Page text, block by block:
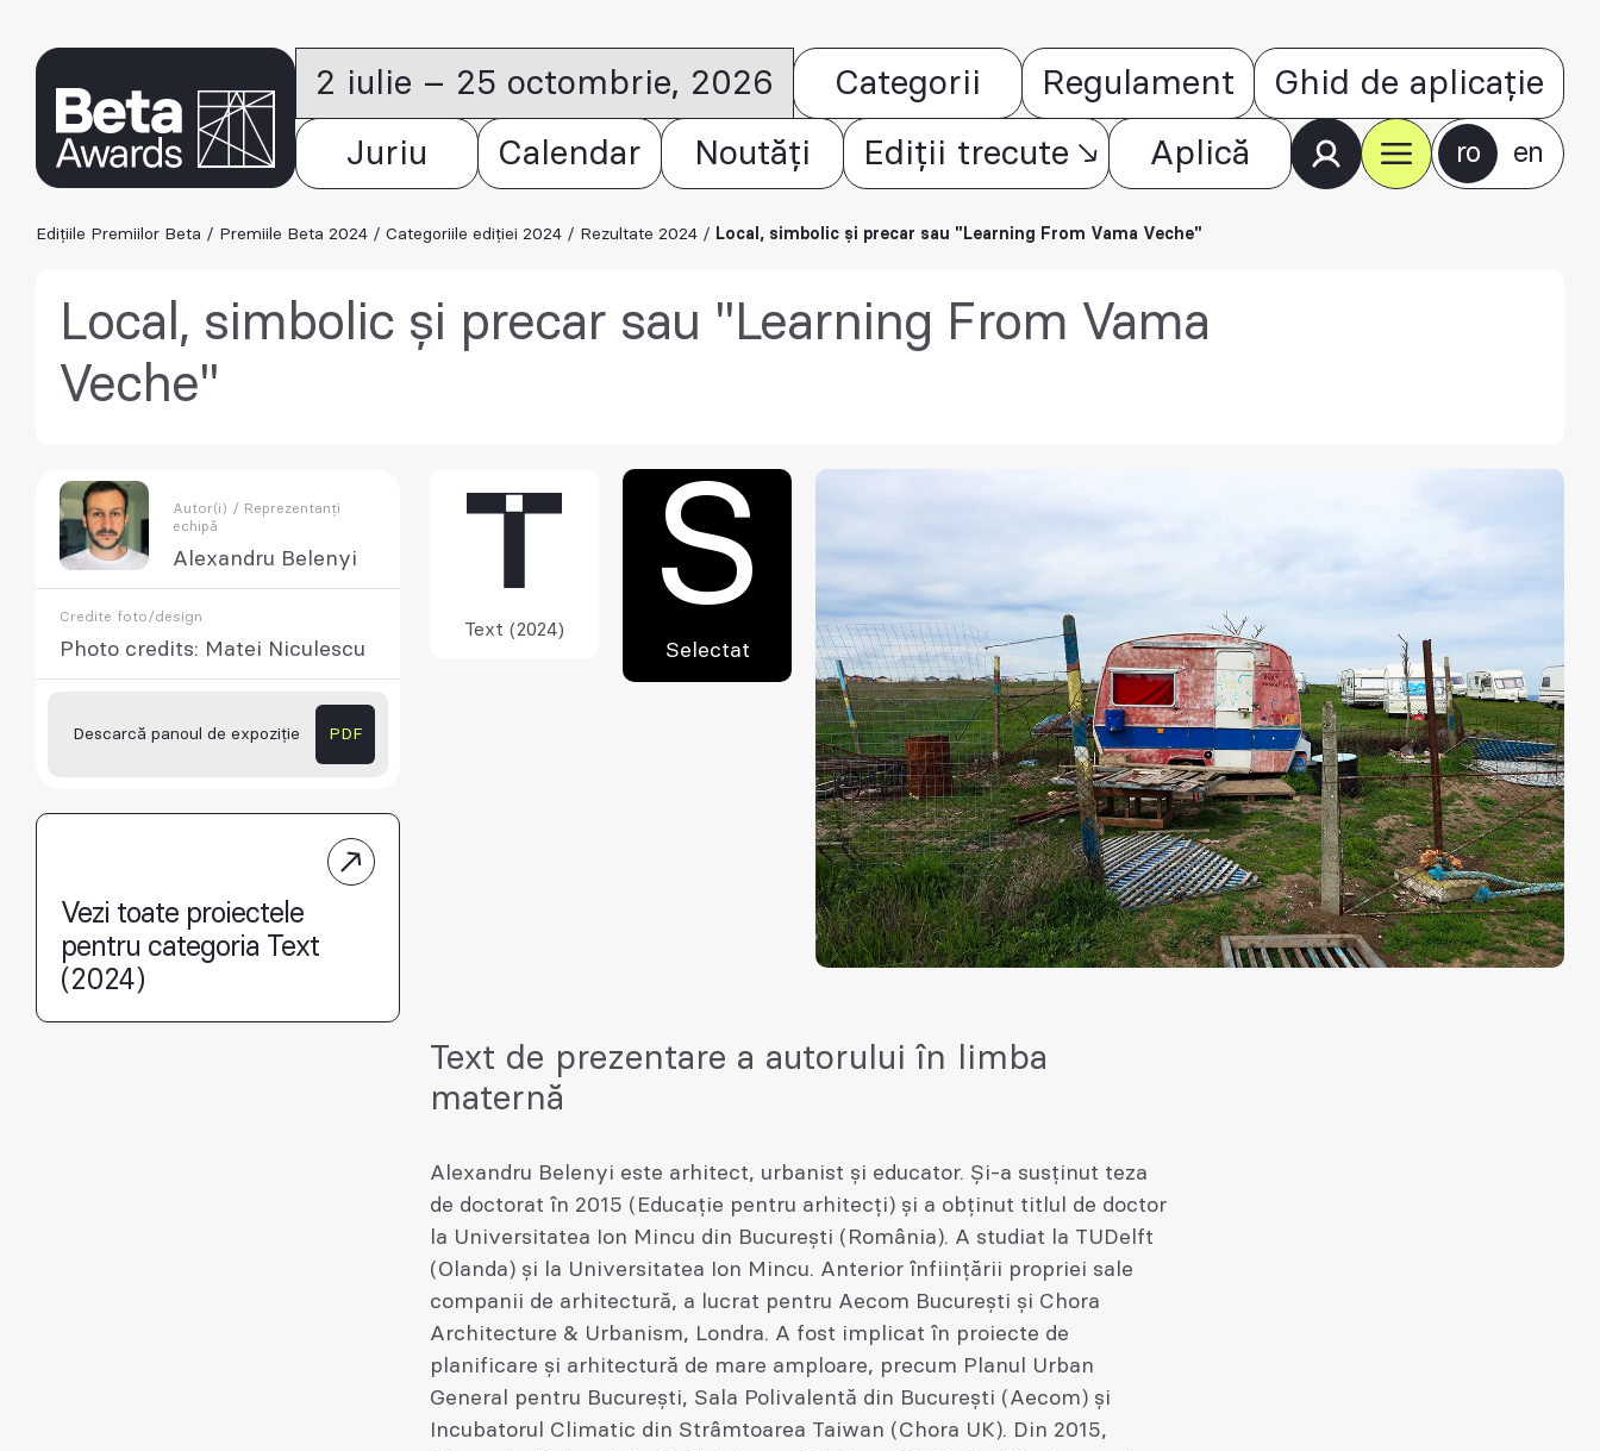
2 iulie – 25 octombrie, 2026 Categorii Regulament Ghid de aplicație
Juriu Calendar Noutăți Ediții trecute Aplică ro en
Edițiile Premiilor Beta / Premiile Beta 2024 / Categoriile ediției 2024 / Rezultate 2024 / Local, simbolic și precar sau "Learning From Vama Veche"
Local, simbolic și precar sau "Learning From Vama
Veche"
Autor(i) / Reprezentanți
echipă
Alexandru Belenyi
Credite foto/design
Photo credits: Matei Niculescu
Descarcă panoul de expoziție PDF
Vezi toate proiectele
pentru categoria Text
(2024)
Text (2024) S
Selectat
Text de prezentare a autorului în limba
maternă
Alexandru Belenyi este arhitect, urbanist și educator. Și-a susținut teza
de doctorat în 2015 (Educație pentru arhitecți) și a obținut titlul de doctor
la Universitatea Ion Mincu din București (România). A studiat la TUDelft
(Olanda) și la Universitatea Ion Mincu. Anterior înființării propriei sale
companii de arhitectură, a lucrat pentru Aecom București și Chora
Architecture & Urbanism, Londra. A fost implicat în proiecte de
planificare și arhitectură de mare amploare, precum Planul Urban
General pentru București, Sala Polivalentă din București (Aecom) și
Incubatorul Climatic din Strâmtoarea Taiwan (Chora UK). Din 2015,